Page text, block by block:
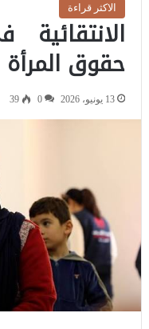
الاكثر قراءة
حقوق المرأة
13 يونيو، 2026 0
39